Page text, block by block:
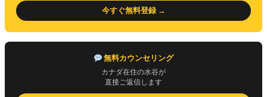
今すぐ無料登録 →
無料カウンセリング
カナダ在住の水谷が
直接ご返信します